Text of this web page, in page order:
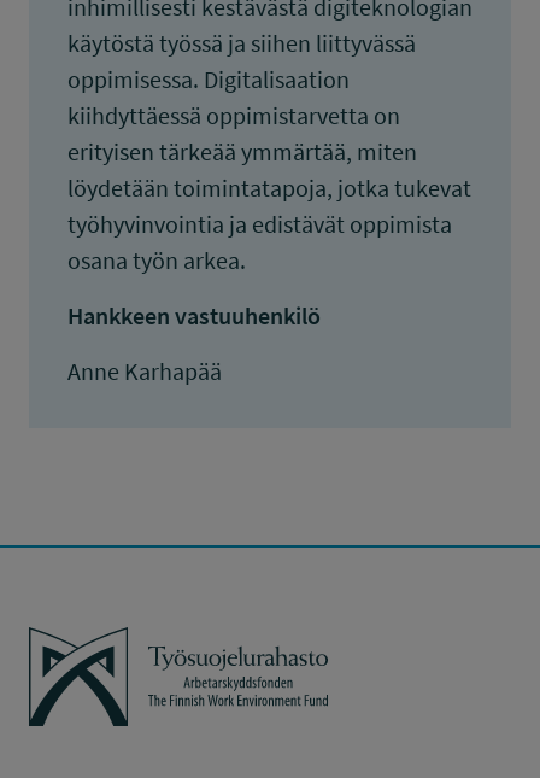
inhimillisesti kestävästä digiteknologian
käytöstä työssä ja siihen liittyvässä
oppimisessa. Digitalisaation
kiihdyttäessä oppimistarvetta on
erityisen tärkeää ymmärtää, miten
löydetään toimintatapoja, jotka tukevat
työhyvinvointia ja edistävät oppimista
osana työn arkea.
Hankkeen vastuuhenkilö
Anne Karhapää
Työsuojelurahasto